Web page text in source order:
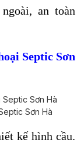
an toàn
Septic Sơn
Sơn Hà
kế hình cầu.